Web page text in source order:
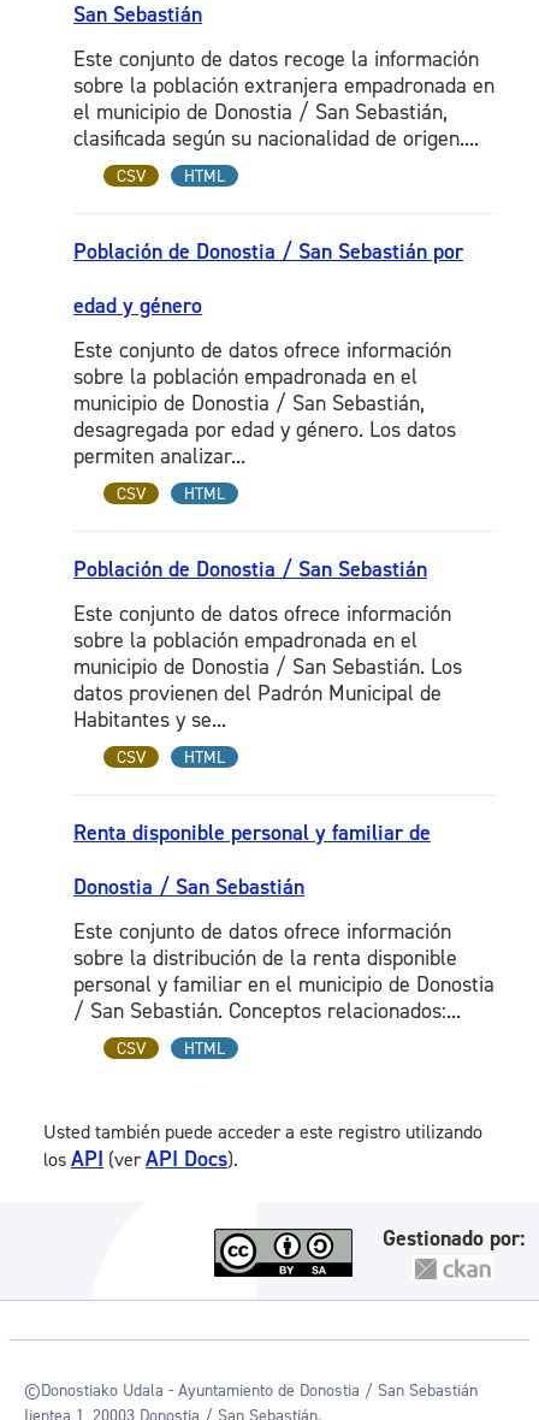
San Sebastián
Este conjunto de datos recoge la información
sobre la población extranjera empadronada en
el municipio de Donostia / San Sebastián,
clasificada según su nacionalidad de origen....
CSV HTML
Población de Donostia / San Sebastián por
edad y género
Este conjunto de datos ofrece información
sobre la población empadronada en el
municipio de Donostia / San Sebastián,
desagregada por edad y género. Los datos
permiten analizar...
CSV HTML
Población de Donostia / San Sebastián
Este conjunto de datos ofrece información
sobre la población empadronada en el
municipio de Donostia / San Sebastián. Los
datos provienen del Padrón Municipal de
Habitantes y se...
CSV HTML
Renta disponible personal y familiar de
Donostia / San Sebastián
Este conjunto de datos ofrece información
sobre la distribución de la renta disponible
personal y familiar en el municipio de Donostia
/ San Sebastián. Conceptos relacionados:...
CSV HTML
Usted también puede acceder a este registro utilizando
los API (verAPI Docs).
Gestionado por:
©Donostiako Udala - Ayuntamiento de Donostia / San Sebastián